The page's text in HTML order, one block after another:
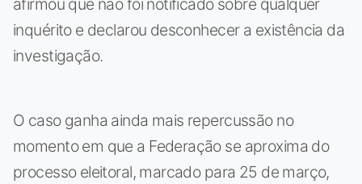
inquérito e declarou desconhecer a existência da
investigação.
O caso ganha ainda mais repercussão no
momento em que a Federação se aproxima do
processo eleitoral, marcado para 25 de março,